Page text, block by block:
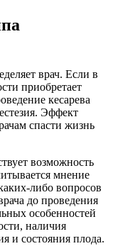
врач. Если в
приобретает
кесарева
Эффект
спасти жизнь
возможность
мнение
либо вопросов
до проведения
особенностей
наличия
и состояния плода.